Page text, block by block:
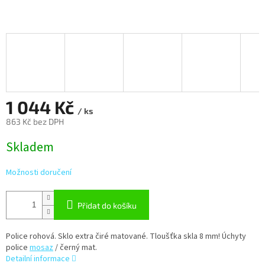
1 044 Kč / ks
863 Kč bez DPH
cena:
Skladem
Možnosti doručení
Přidat do košíku
Police rohová. Sklo extra čiré matované. Tloušťka skla 8 mm! Úchyty
police mosaz/ černý mat.
Detailní informace